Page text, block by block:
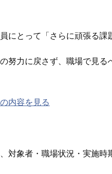
にとって「さらに頑張る課
努力に戻さず、職場で見
内容を見る
対象者・職場状況・実施時